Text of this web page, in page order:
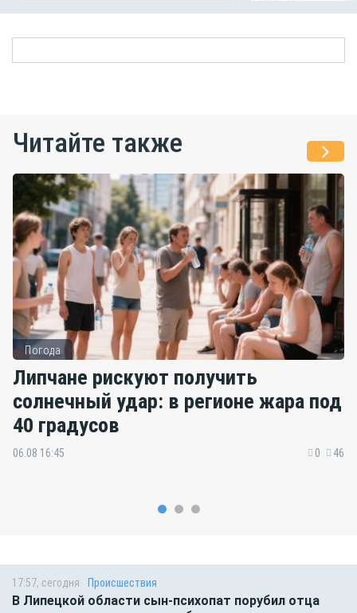
Читайте также
Погода
Липчане рискуют получить
солнечный удар: в регионе жара под
40 градусов
06.08 16:45 0 46
17:57, сегодня Происшествия
В Липецкой области сын-психопат порубил отца